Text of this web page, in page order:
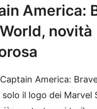
America:
novità
America:
solo il logo dei Marvel